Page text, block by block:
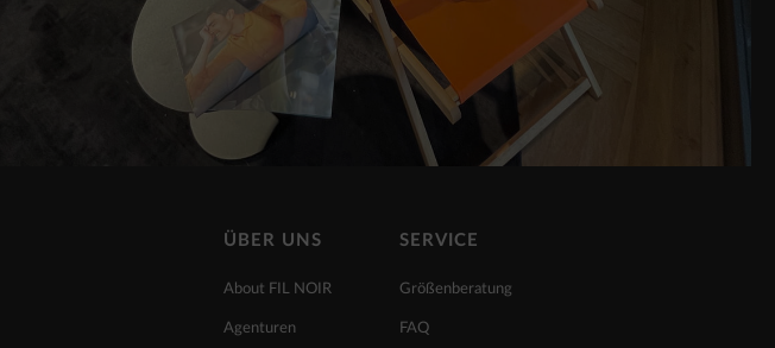
ÜBER UNS
About FIL NOIR
Agenturen
SERVICE
Größenberatung
FAQ